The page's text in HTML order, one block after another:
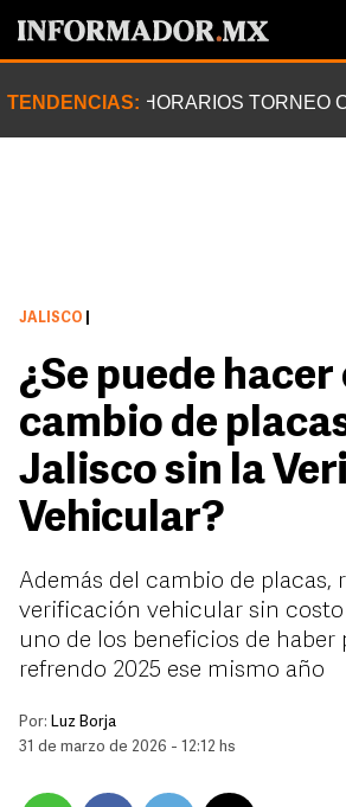
TENDENCIAS: HORARIOS TORNEO
JALISCO
¿Se puede hacer
cambio de
Jalisco sin la
Vehicular?
Además del cambio de placas,
verificación vehicular sin
uno de los beneficios de haber
refrendo 2025 ese mismo año
Por: Luz Borja
31 de marzo de 2026 - 12:12 hs